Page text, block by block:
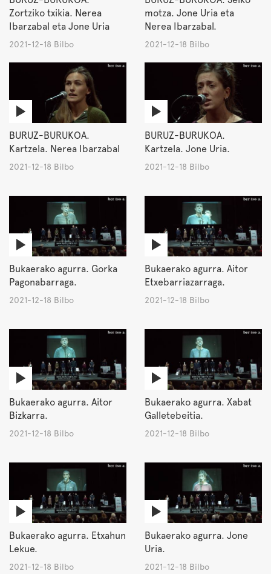
Zortziko txikia. Nerea
Ibarzabal eta Jone Uria
2021-12-18 Bilbo
motza. Jone Uria eta
Nerea Ibarzabal.
2021-12-18 Bilbo
BURUZ-BURUKOA.
Kartzela. Nerea Ibarzabal
2021-12-18 Bilbo
BURUZ-BURUKOA.
Kartzela. Jone Uria.
2021-12-18 Bilbo
Bukaerako agurra. Gorka
Pagonabarraga.
2021-12-18 Bilbo
Bukaerako agurra. Aitor
Etxebarriazarraga.
2021-12-18 Bilbo
Bukaerako agurra. Aitor
Bizkarra.
2021-12-18 Bilbo
Bukaerako agurra. Xabat
Galletebeitia.
2021-12-18 Bilbo
Bukaerako agurra. Etxahun
Lekue.
2021-12-18 Bilbo
Bukaerako agurra. Jone
Uria.
2021-12-18 Bilbo